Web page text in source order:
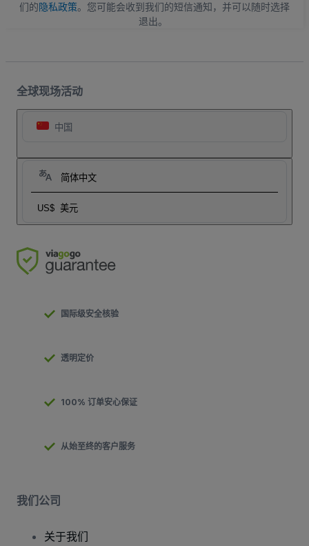
们的隐私政策。您可能会收到我们的短信通知，并可以随时选择
退出。
全球现场活动
中国
简体中文
US$ 美元
国际级安全核验
透明定价
100% 订单安心保证
从始至终的客户服务
我们公司
关于我们